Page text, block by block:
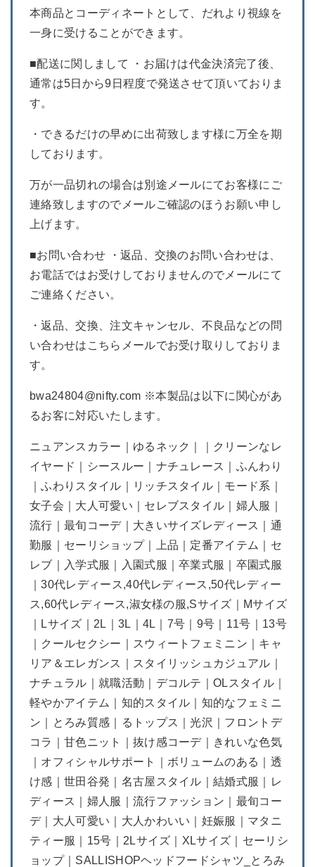
本商品とコーディネートとして、だれより視線を
一身に受けることができます。
■配送に関しまして ・お届けは代金決済完了後、
通常は5日から9日程度で発送させて頂いておりま
す。
・できるだけの早めに出荷致します様に万全を期
しております。
万が一品切れの場合は別途メールにてお客様にご
連絡致しますのでメールご確認のほうお願い申し
上げます。
■お問い合わせ ・返品、交換のお問い合わせは、
お電話ではお受けしておりませんのでメールにて
ご連絡ください。
・返品、交換、注文キャンセル、不良品などの問
い合わせはこちらメールでお受け取りしておりま
す。
bwa24804@nifty.com ※本製品は以下に関心があ
るお客に対応いたします。
ニュアンスカラー｜ゆるネック｜｜クリーンなレ
イヤード｜シースルー｜ナチュレース｜ふんわり
｜ふわりスタイル｜リッチスタイル｜モード系｜
女子会｜大人可愛い｜セレブスタイル｜婦人服｜
流行｜最旬コーデ｜大きいサイズレディース｜通
勤服｜セーリショップ｜上品｜定番アイテム｜セ
レブ｜入学式服｜入園式服｜卒業式服｜卒園式服
｜30代レディース,40代レディース,50代レディー
ス,60代レディース,淑女様の服,Sサイズ｜Mサイズ
｜Lサイズ｜2L｜3L｜4L｜7号｜9号｜11号｜13号
｜クールセクシー｜スウィートフェミニン｜キャ
リア＆エレガンス｜スタイリッシュカジュアル｜
ナチュラル｜就職活動｜デコルテ｜OLスタイル｜
軽やかアイテム｜知的スタイル｜知的なフェミニ
ン｜とろみ質感｜るトップス｜光沢｜フロントデ
コラ｜甘色ニット｜抜け感コーデ｜きれいな色気
｜オフィシャルサポート｜ボリュームのある｜透
け感｜世田谷発｜名古屋スタイル｜結婚式服｜レ
ディース｜婦人服｜流行ファッション｜最旬コー
デ｜大人可愛い｜大人かわいい｜妊娠服｜マタニ
ティー服｜15号｜2Lサイズ｜XLサイズ｜セーリシ
ョップ｜SALLISHOPヘッドフードシャツ_とろみ